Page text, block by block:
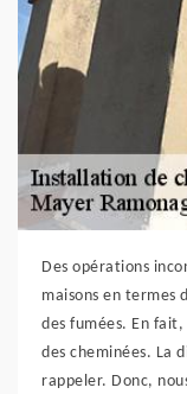
Des opérations
maisons en termes
des fumées. En
des cheminées. La
rappeler. Donc,